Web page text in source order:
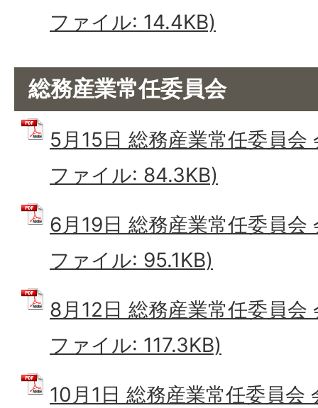
ファイル: 14.4KB)
総務産業常任委員会
5月15日 総務産業常任委員会
ファイル: 84.3KB)
6月19日 総務産業常任委員会
ファイル: 95.1KB)
8月12日 総務産業常任委員会
ファイル: 117.3KB)
10月1日 総務産業常任委員会